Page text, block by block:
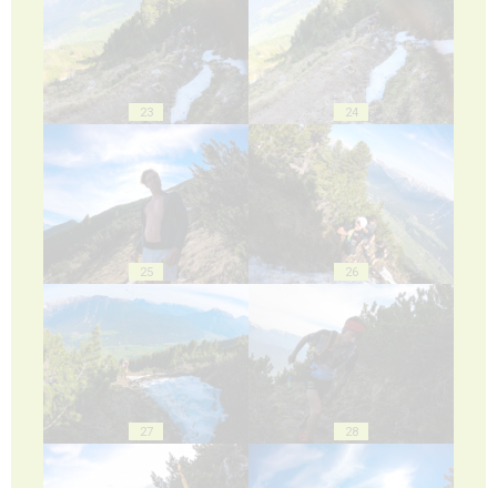
23 24
25 26
27 28